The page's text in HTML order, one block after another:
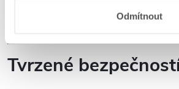
Odmítnout
Tvrzené